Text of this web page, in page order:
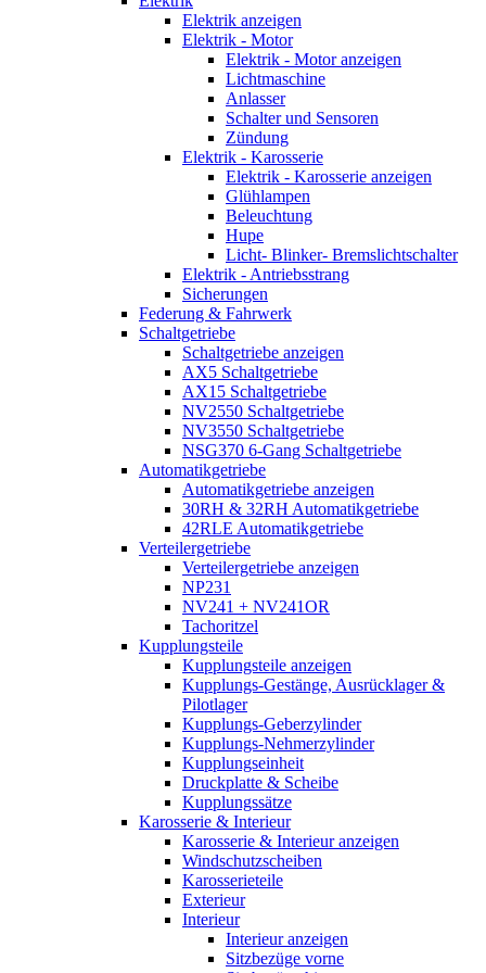
Elektrik anzeigen
Elektrik - Motor
Elektrik - Motor anzeigen
Lichtmaschine
Anlasser
Schalter und Sensoren
Zündung
Elektrik - Karosserie
Elektrik - Karosserie anzeigen
Glühlampen
Beleuchtung
Hupe
Licht- Blinker- Bremslichtschalter
Elektrik - Antriebsstrang
Sicherungen
Federung & Fahrwerk
Schaltgetriebe
Schaltgetriebe anzeigen
AX5 Schaltgetriebe
AX15 Schaltgetriebe
NV2550 Schaltgetriebe
NV3550 Schaltgetriebe
NSG370 6-Gang Schaltgetriebe
Automatikgetriebe
Automatikgetriebe anzeigen
30RH & 32RH Automatikgetriebe
42RLE Automatikgetriebe
Verteilergetriebe
Verteilergetriebe anzeigen
NP231
NV241 + NV241OR
Tachoritzel
Kupplungsteile
Kupplungsteile anzeigen
Kupplungs-Gestänge, Ausrücklager &
Pilotlager
Kupplungs-Geberzylinder
Kupplungs-Nehmerzylinder
Kupplungseinheit
Druckplatte & Scheibe
Kupplungssätze
Karosserie & Interieur
Karosserie & Interieur anzeigen
Windschutzscheiben
Karosserieteile
Exterieur
Interieur
Interieur anzeigen
Sitzbezüge vorne